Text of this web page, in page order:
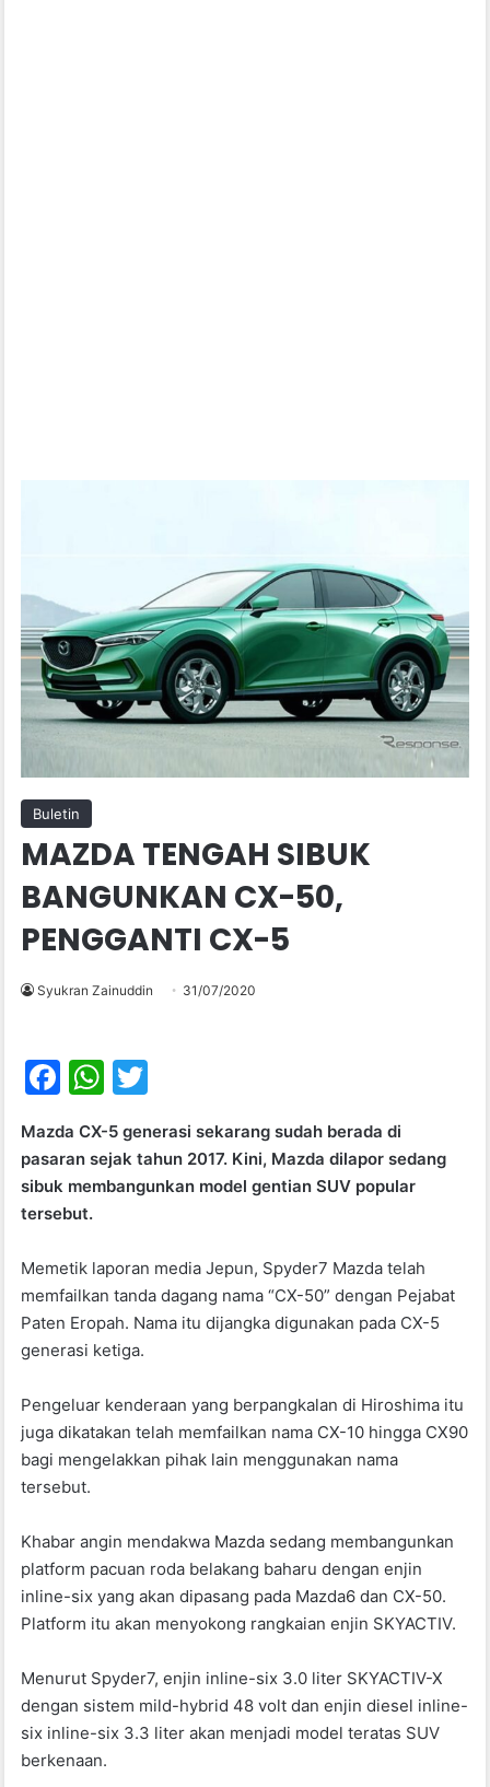
Buletin
MAZDA TENGAH SIBUK
BANGUNKAN CX-50,
PENGGANTI CX-5
Syukran Zainuddin 31/07/2020
F
c
e
b
o
o
k
W
at
s
p
itt
er
Mazda CX-5 generasi sekarang sudah berada di
pasaran sejak tahun 2017. Kini, Mazda dilapor sedang
sibuk membangunkan model gentian SUV popular
tersebut.
Memetik laporan media Jepun, Spyder7 Mazda telah
memfailkan tanda dagang nama “CX-50” dengan Pejabat
Paten Eropah. Nama itu dijangka digunakan pada CX-5
generasi ketiga.
Pengeluar kenderaan yang berpangkalan di Hiroshima itu
juga dikatakan telah memfailkan nama CX-10 hingga CX90
bagi mengelakkan pihak lain menggunakan nama
tersebut.
Khabar angin mendakwa Mazda sedang membangunkan
platform pacuan roda belakang baharu dengan enjin
inline-six yang akan dipasang pada Mazda6 dan CX-50.
Platform itu akan menyokong rangkaian enjin SKYACTIV.
Menurut Spyder7, enjin inline-six 3.0 liter SKYACTIV-X
dengan sistem mild-hybrid 48 volt dan enjin diesel inline-
six inline-six 3.3 liter akan menjadi model teratas SUV
berkenaan.